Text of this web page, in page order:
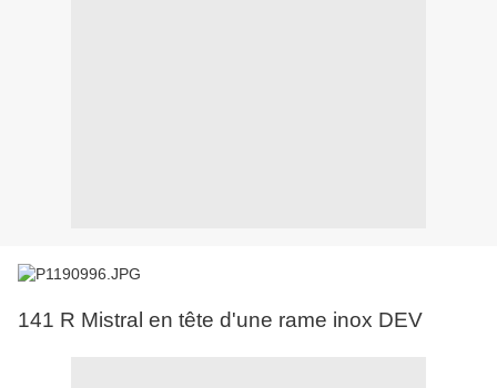
141 R Mistral en tête d'une rame inox DEV